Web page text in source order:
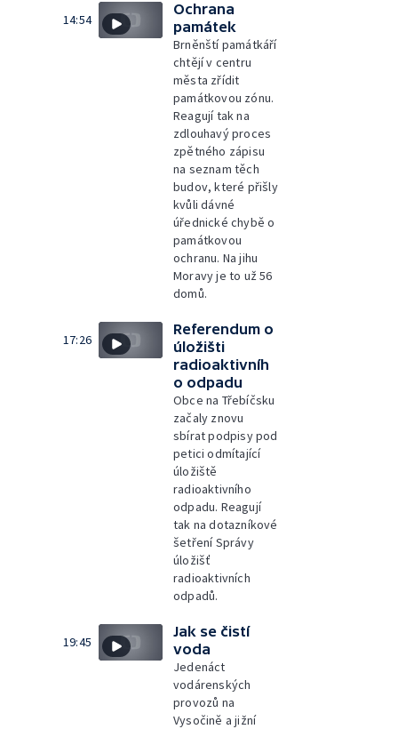
14:54
Ochrana
památek
Brněnští památkáří
chtějí v centru
města zřídit
památkovou zónu.
Reagují tak na
zdlouhavý proces
zpětného zápisu
na seznam těch
budov, které přišly
kvůli dávné
úřednické chybě o
památkovou
ochranu. Na jihu
Moravy je to už 56
domů.
17:26
Referendum o
úložišti
radioaktivníh
o odpadu
Obce na Třebíčsku
začaly znovu
sbírat podpisy pod
petici odmítající
úložiště
radioaktivního
odpadu. Reagují
tak na dotazníkové
šetření Správy
úložišť
radioaktivních
odpadů.
19:45
Jak se čistí
voda
Jedenáct
vodárenských
provozů na
Vysočině a jižní